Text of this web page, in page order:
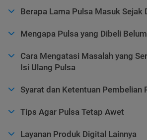
Berapa Lama Pulsa Masuk Sejak
Mengapa Pulsa yang Dibeli
Cara Mengatasi Masalah yang
Isi Ulang Pulsa
Syarat dan Ketentuan Pembelian
Tips Agar Pulsa Tetap Awet
Layanan Produk Digital Lainnya